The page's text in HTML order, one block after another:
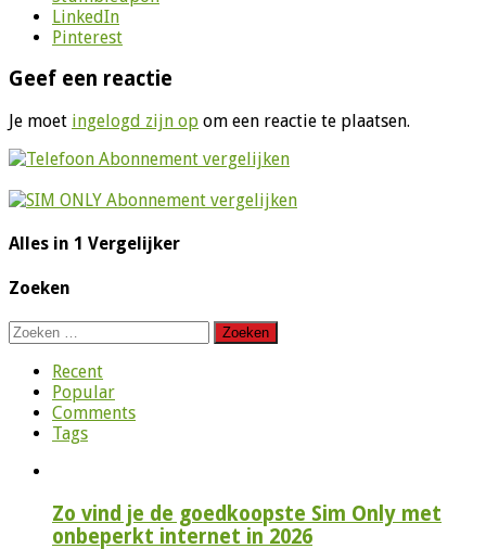
LinkedIn
Pinterest
Geef een reactie
Je moet ingelogd zijn op om een reactie te plaatsen.
Alles in 1 Vergelijker
Zoeken
Zoeken
naar:
Recent
Popular
Comments
Tags
Zo vind je de goedkoopste Sim Only met
onbeperkt internet in 2026